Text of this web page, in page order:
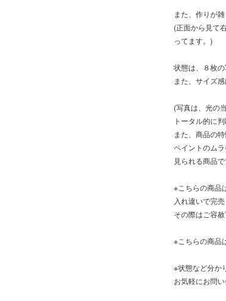
また、作りが
(正面から見て
ってます。)
状態は、８枚の
また、サイズ
(写真は、光の
トータル的に
また、商品の
ペイントのム
見られる商品
※こちらの商品
入れ違いで完
その際はご容赦
※こちらの商品
※状態など分か
お気軽にお問い